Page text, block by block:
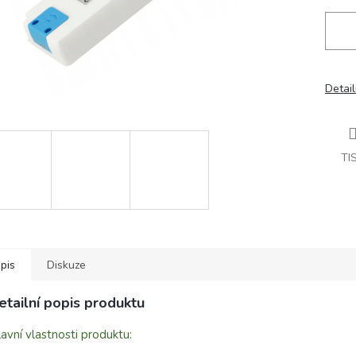
Diskuze
popis produktu
vlastnosti produktu: